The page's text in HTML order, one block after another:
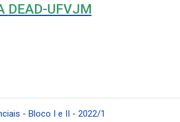
DEAD-UFVJM
- Bloco I e II - 2022/1